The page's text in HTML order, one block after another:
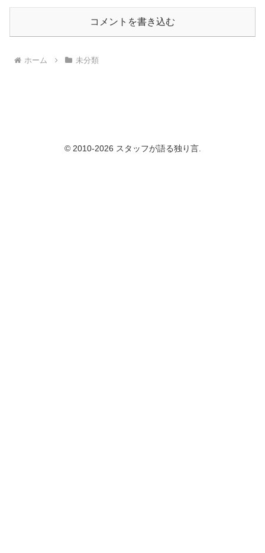
コメントを書き込む
ホーム 未分類
© 2010-2026 スタッフが語る独り言.